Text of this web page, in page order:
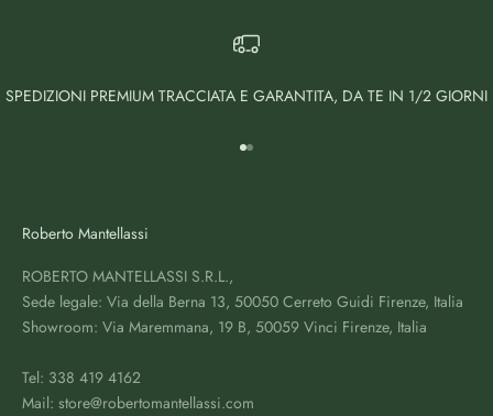
SPEDIZIONI PREMIUM TRACCIATA E GARANTITA, DA TE IN 1/2 GIORNI
Vai all'articolo 1
Vai all'articolo 2
Roberto Mantellassi
ROBERTO MANTELLASSI S.R.L.,
Sede legale: Via della Berna 13, 50050 Cerreto Guidi Firenze, Italia
Showroom: Via Maremmana, 19 B, 50059 Vinci Firenze, Italia
Tel: 338 419 4162
Mail: store@robertomantellassi.com